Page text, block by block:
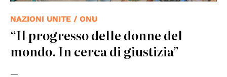
NAZIONI UNITE / ONU
“Il progresso delle donne del
mondo. In cerca di giustizia”